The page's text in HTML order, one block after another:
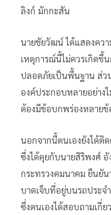
ลิงก์ มักกะสัน
นายชัยวัฒน์ ได้แสดงควา
เหตุการณ์นี้ไม่ควรเกิดขึ้
ปลอดภัยเป็นพื้นฐาน ส่ว
องค์ประกอบหลายอย่าง
ต้องมีข้อบกพร่องหลาย
นอกจากนี้ตนเองยังได้ติด
ซึ่งได้คุยกับนายสิริพงศ์ อั
กระทรวงคมนาคม ยืนยั
บาดเจ็บที่อยู่บนรถประ
ซึ่งตนเองได้สอบถามเกี่